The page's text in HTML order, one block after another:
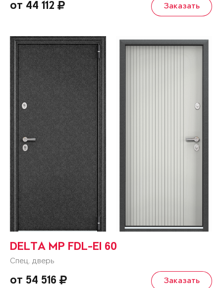
от 44 112 Заказать
DELTA MP FDL-EI 60
Спец. дверь
от 54 516 Заказать